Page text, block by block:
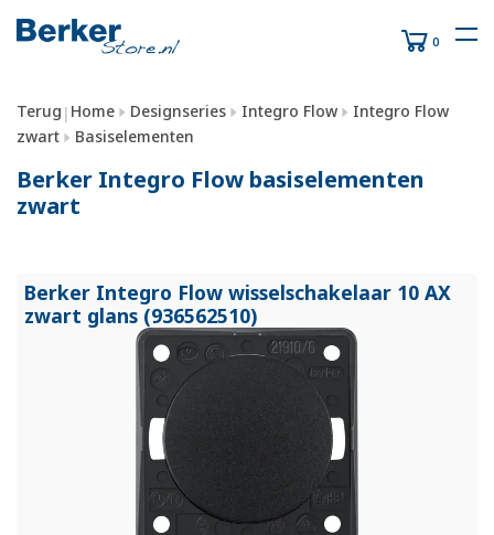
0
Terug | Home Designseries Integro Flow
Integro Flow
zwart
Basiselementen
Berker Integro Flow basiselementen
zwart
Berker Integro Flow wisselschakelaar 10 AX
zwart glans (936562510)